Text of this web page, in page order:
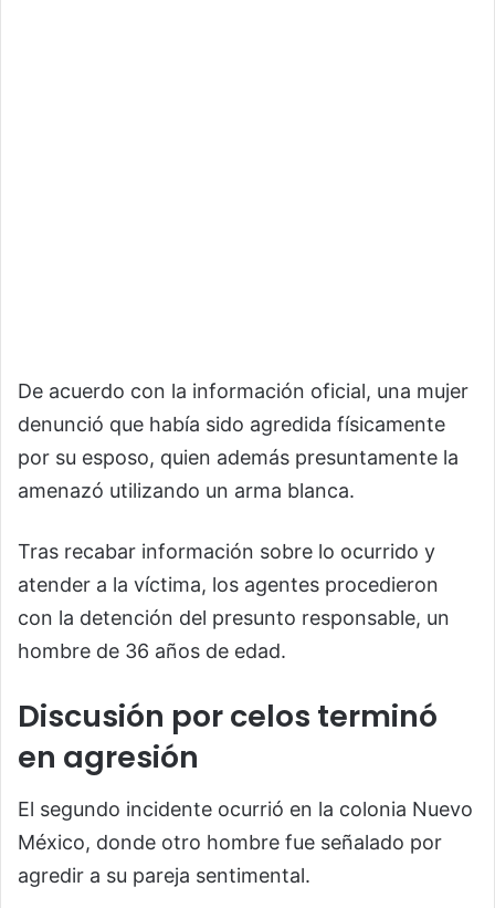
De acuerdo con la información oficial, una mujer
denunció que había sido agredida físicamente
por su esposo, quien además presuntamente la
amenazó utilizando un arma blanca.
Tras recabar información sobre lo ocurrido y
atender a la víctima, los agentes procedieron
con la detención del presunto responsable, un
hombre de 36 años de edad.
Discusión por celos terminó
en agresión
El segundo incidente ocurrió en la colonia Nuevo
México, donde otro hombre fue señalado por
agredir a su pareja sentimental.